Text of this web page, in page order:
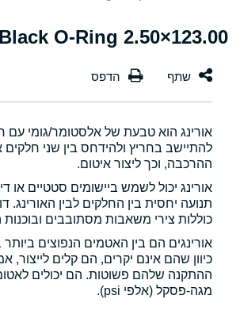
123.00×2.50 EPDM 70 Black O-Ring
אורינג הוא טבעת של אלסטומר/גומי עם
להתיישב בחריץ ולהידחס בין שני חלקים
ההרכבה, וכך ליצור איטום.
אורינג יכול לשמש ביישומים סטטיים או
תנועה יחסית בין החלקים לבין האורינג.
כוללות צירי משאבות מסתובבים ובוכנות
אורינגים הם בין האטמים הנפוצים
כיוון שהם אינם יקרים, הם קלים לייצור,
ההתקנה שלהם פשוטות. הם יכולים
מגה-פסקל (אלפי psi).